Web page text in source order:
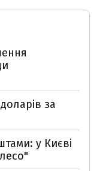
за
у Києві